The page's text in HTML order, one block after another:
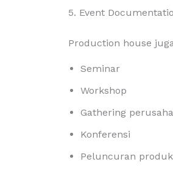
5. Event
Production house
Seminar
Workshop
Gathering
Konferensi
Peluncuran produk